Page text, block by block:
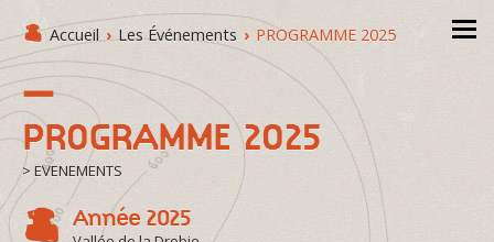
Accueil › Les Événements › PROGRAMME 2025
PROGRAMME 2025
> EVENEMENTS
Année 2025